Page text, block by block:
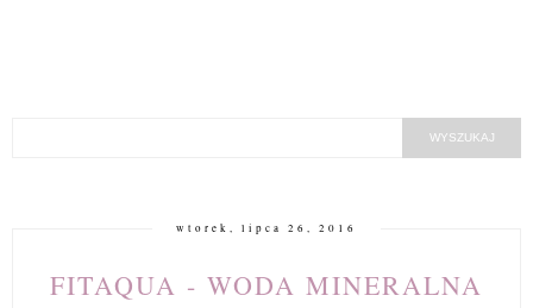
wtorek, lipca 26, 2016
FITAQUA - WODA MINERALNA